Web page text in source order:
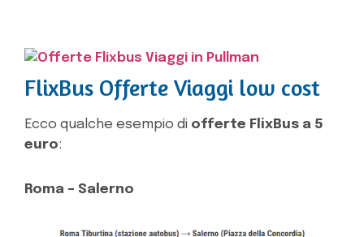
FlixBus Offerte Viaggi low cost
Ecco qualche esempio di offerte FlixBus a 5
euro:
Roma – Salerno